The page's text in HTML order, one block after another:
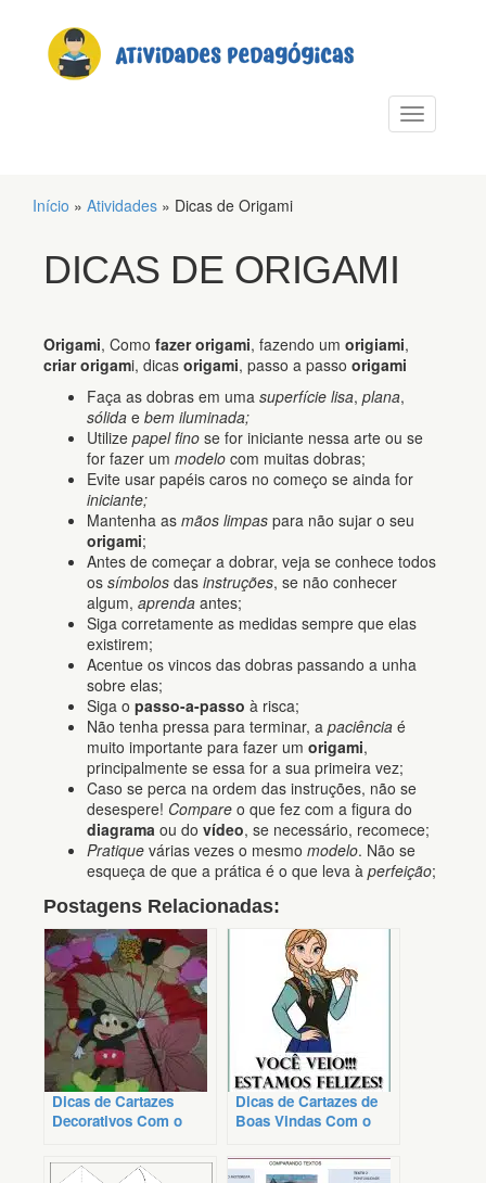
Alternar
Início » Atividades » Dicas de Origami
DICAS DE ORIGAMI
Origami, Como fazer origami, fazendo um origiami,
criar origami, dicas origami, passo a passo origami
Faça as dobras em uma superfície lisa, plana,
sólida e bem iluminada;
Utilize papel fino se for iniciante nessa arte ou se
for fazer um modelo com muitas dobras;
Evite usar papéis caros no começo se ainda for
iniciante;
Mantenha as mãos limpas para não sujar o seu
origami;
Antes de começar a dobrar, veja se conhece todos
os símbolos das instruções, se não conhecer
algum, aprenda antes;
Siga corretamente as medidas sempre que elas
existirem;
Acentue os vincos das dobras passando a unha
sobre elas;
Siga o passo-a-passo à risca;
Não tenha pressa para terminar, a paciência é
muito importante para fazer um origami,
principalmente se essa for a sua primeira vez;
Caso se perca na ordem das instruções, não se
desespere! Compare o que fez com a figura do
diagrama ou do vídeo, se necessário, recomece;
Pratique várias vezes o mesmo modelo. Não se
esqueça de que a prática é o que leva à perfeição;
Postagens Relacionadas:
Dicas de Cartazes
Decorativos Com o
Dicas de Cartazes de
Boas Vindas Com o